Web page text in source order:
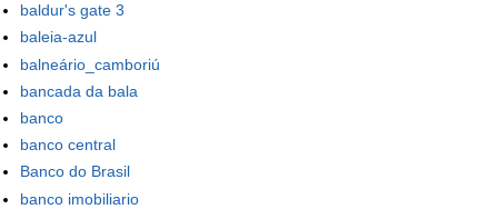
baldur's gate 3
baleia-azul
balneário_camboriú
bancada da bala
banco
banco central
Banco do Brasil
banco imobiliario